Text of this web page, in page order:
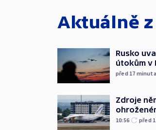
Aktuálně
Rusko
útokům v
před 17
Zdroje
10:56 před